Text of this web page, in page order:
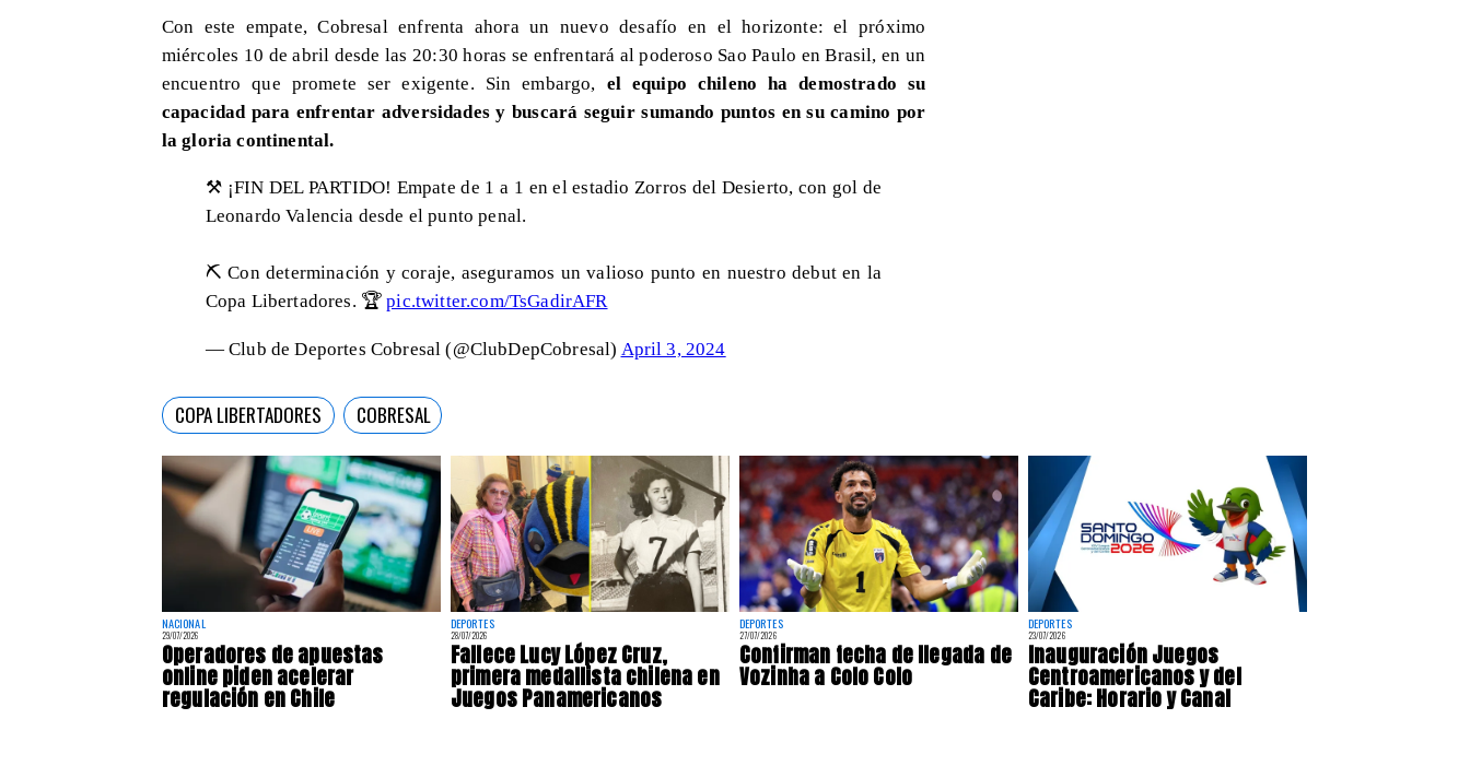
NACIONAL
29/07/2026
Operadores de apuestas
online piden acelerar
regulación en Chile
DEPORTES
28/07/2026
Fallece Lucy López Cruz,
primera medallista chilena en
Juegos Panamericanos
DEPORTES
27/07/2026
Confirman fecha de llegada de
Vozinha a Colo Colo
DEPORTES
23/07/2026
Inauguración Juegos
Centroamericanos y del
Caribe: Horario y Canal
Con este empate, Cobresal enfrenta ahora un nuevo desafío en el horizonte: el próximo
miércoles 10 de abril desde las 20:30 horas se enfrentará al poderoso Sao Paulo en Brasil, en un
encuentro que promete ser exigente. Sin embargo, el equipo chileno ha demostrado su
capacidad para enfrentar adversidades y buscará seguir sumando puntos en su camino por
la gloria continental.
⚒️ ¡FIN DEL PARTIDO! Empate de 1 a 1 en el estadio Zorros del Desierto, con gol de
Leonardo Valencia desde el punto penal.
⛏️ Con determinación y coraje, aseguramos un valioso punto en nuestro debut en la
Copa Libertadores. 🏆pic.twitter.com/TsGadirAFR
— Club de Deportes Cobresal (@ClubDepCobresal) April 3, 2024
COPA LIBERTADORES COBRESAL